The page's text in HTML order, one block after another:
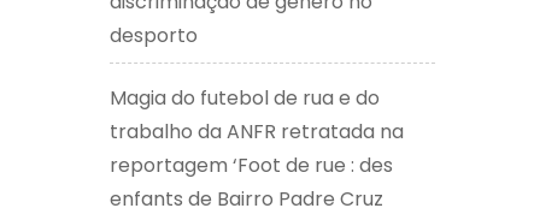
desporto
Magia do futebol de rua e do
trabalho da ANFR retratada na
reportagem ‘Foot de rue : des
enfants de Bairro Padre Cruz